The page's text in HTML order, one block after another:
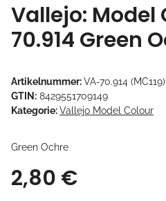
Vallejo: Model
70.914 Green
Artikelnummer:VA-70.914 (MC119)
GTIN: 8429551709149
Kategorie:Vallejo Model Colour
Green Ochre
2,80 €